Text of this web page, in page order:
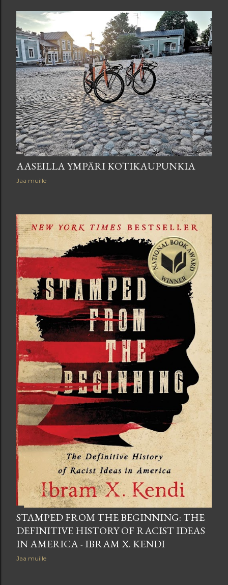
AASEILLA YMPÄRI KOTIKAUPUNKIA
Jaa muille
STAMPED FROM THE BEGINNING: THE
DEFINITIVE HISTORY OF RACIST IDEAS
IN AMERICA - IBRAM X. KENDI
Jaa muille